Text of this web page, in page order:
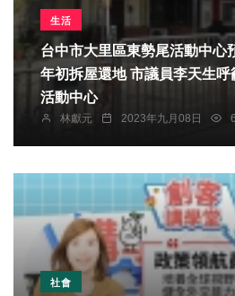
生活
台中市大里區東勢尾活動中心
年初拆屋還地 市議員李天生呼籲找適當地點興建新
活動中心
林獻元 2023年九月08日
社會